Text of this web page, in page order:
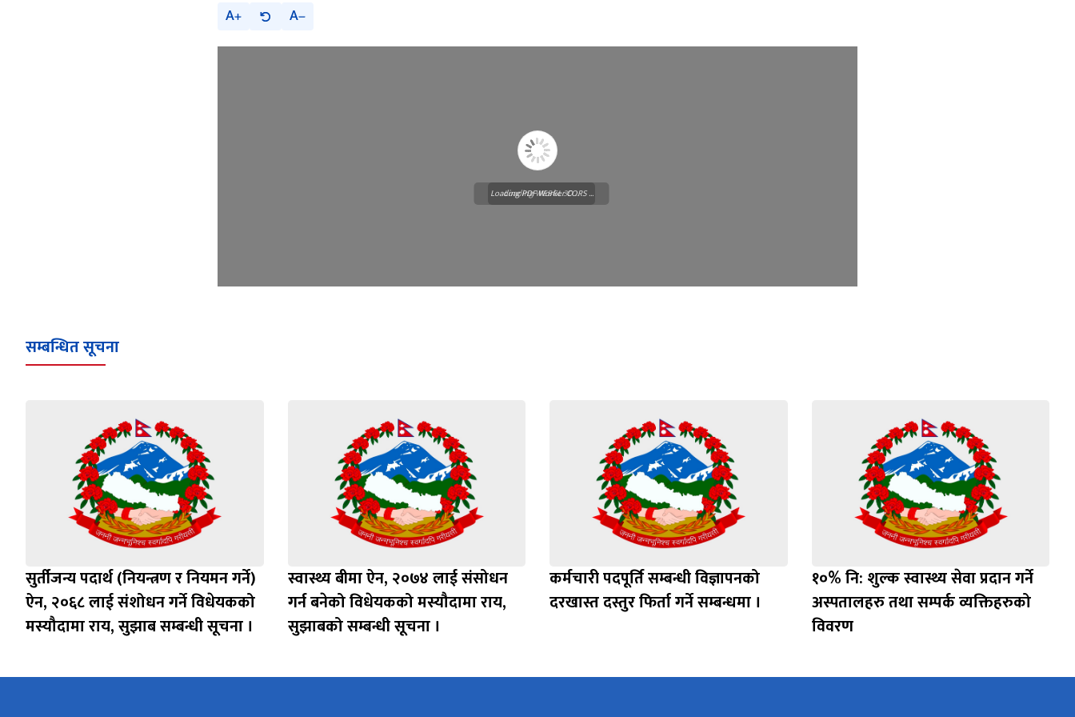
A A
Loading WEBGL 3D ...
Loading PDF Worker CORS ...
सम्बन्धित सूचना
सुर्तीजन्य पदार्थ (नियन्त्रण र नियमन गर्ने)
ऐन, २०६८ लाई संशोधन गर्ने विधेयकको
मस्यौदामा राय, सुझाब सम्बन्धी सूचना ।
स्वास्थ्य बीमा ऐन, २०७४ लाई संसोधन
गर्न बनेको विधेयकको मस्यौदामा राय,
सुझाबको सम्बन्धी सूचना ।
कर्मचारी पदपूर्ति सम्बन्धी विज्ञापनको
दरखास्त दस्तुर फिर्ता गर्ने सम्बन्धमा ।
१०% नि: शुल्क स्वास्थ्य सेवा प्रदान गर्ने
अस्पतालहरु तथा सम्पर्क व्यक्तिहरुको
विवरण